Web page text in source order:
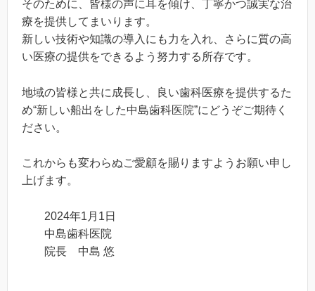
そのために、皆様の声に耳を傾け、丁寧かつ誠実な治
療を提供してまいります。
新しい技術や知識の導入にも力を入れ、さらに質の高
い医療の提供をできるよう努力する所存です。
地域の皆様と共に成長し、良い歯科医療を提供するた
め“新しい船出をした中島歯科医院”にどうぞご期待く
ださい。
これからも変わらぬご愛顧を賜りますようお願い申し
上げます。
2024年1月1日
中島歯科医院
院長 中島 悠